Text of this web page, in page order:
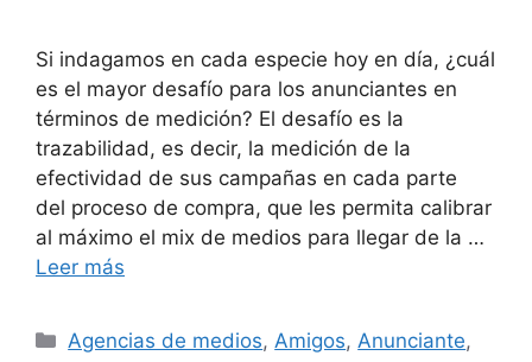
Si indagamos en cada especie hoy en día, ¿cuál
es el mayor desafío para los anunciantes en
términos de medición? El desafío es la
trazabilidad, es decir, la medición de la
efectividad de sus campañas en cada parte
del proceso de compra, que les permita calibrar
al máximo el mix de medios para llegar de la …
Leer más
Categorías
Agencias de medios, Amigos, Anunciante,